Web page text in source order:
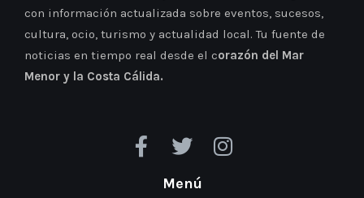
con información actualizada sobre eventos, sucesos,
cultura, ocio, turismo y actualidad local. Tu fuente de
noticias en tiempo real desde el corazón del Mar
Menor y la Costa Cálida.
Menú